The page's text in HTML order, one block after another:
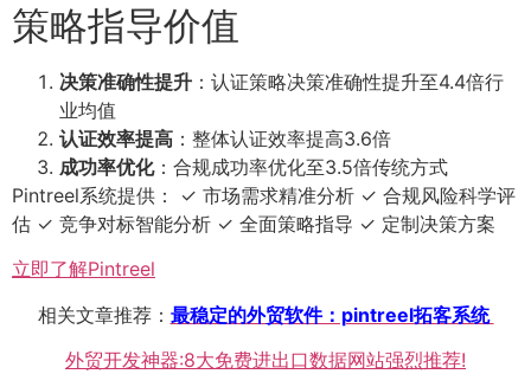
策略指导价值
决策准确性提升 ：认证策略决策准确性提升至4.4倍行
业均值
认证效率提高 ：整体认证效率提高3.6倍
成功率优化：合规成功率优化至3.5倍传统方式
Pintreel系统提供： ✓ 市场需求精准分析 ✓ 合规风险科学评
估 ✓ 竞争对标智能分析 ✓ 全面策略指导 ✓ 定制决策方案
立即了解Pintreel
相关文章推荐： 最稳定的外贸软件：pintreel拓客系统
外贸开发神器:8大免费进出口数据网站强烈推荐!